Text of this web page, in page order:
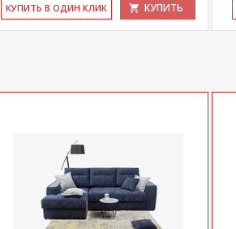
КУ­ПИТЬ В ОДИН КЛИК КУПИТЬ